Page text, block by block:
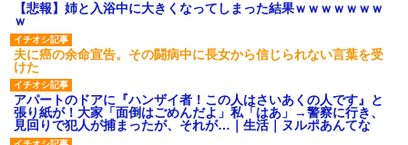
【悲報】姉と入浴中に大きくなってしまった結果ｗｗｗｗｗｗｗ
ｗ
夫に癌の余命宣告。その闘病中に長女から信じられない言葉を受
けた
アパートのドアに『ハンザイ者！この人はさいあくの人です』と
張り紙が！大家「面倒はごめんだよ」私「はあ」→警察に行き、
見回りで犯人が捕まったが、それが…｜生活｜ヌルポあんてな